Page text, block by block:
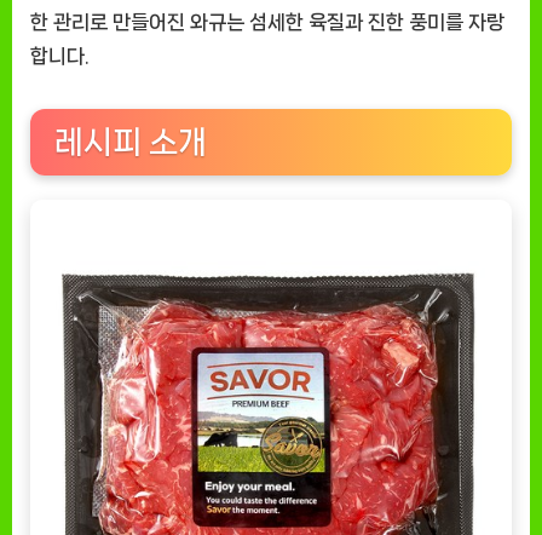
한 관리로 만들어진 와규는 섬세한 육질과 진한 풍미를 자랑
합니다.
레시피 소개